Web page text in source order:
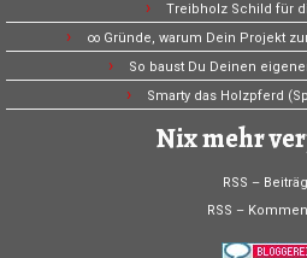
Treibholz Schild für
∞ Gründe, warum Dein Projekt
So baust Du Deinen
Smarty das Holzpferd
Nix mehr
RSS –
RSS –